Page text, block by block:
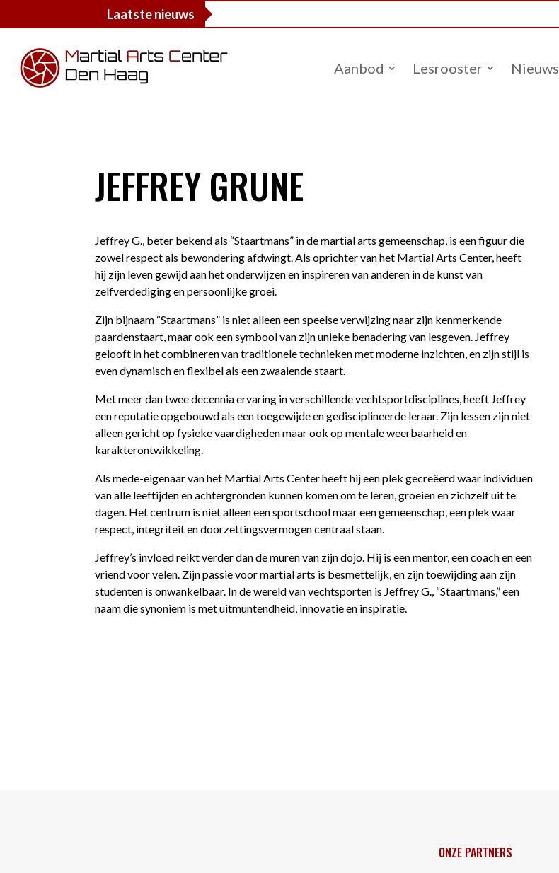
Laatste nieuws
Aanbod Lesrooster Nieuws
JEFFREY GRUNE
Jeffrey G., beter bekend als “Staartmans” in de martial arts gemeenschap, is een figuur die
zowel respect als bewondering afdwingt. Als oprichter van het Martial Arts Center, heeft
hij zijn leven gewijd aan het onderwijzen en inspireren van anderen in de kunst van
zelfverdediging en persoonlijke groei.
Zijn bijnaam “Staartmans” is niet alleen een speelse verwijzing naar zijn kenmerkende
paardenstaart, maar ook een symbool van zijn unieke benadering van lesgeven. Jeffrey
gelooft in het combineren van traditionele technieken met moderne inzichten, en zijn stijl is
even dynamisch en flexibel als een zwaaiende staart.
Met meer dan twee decennia ervaring in verschillende vechtsportdisciplines, heeft Jeffrey
een reputatie opgebouwd als een toegewijde en gedisciplineerde leraar. Zijn lessen zijn niet
alleen gericht op fysieke vaardigheden maar ook op mentale weerbaarheid en
karakterontwikkeling.
Als mede-eigenaar van het Martial Arts Center heeft hij een plek gecreëerd waar individuen
van alle leeftijden en achtergronden kunnen komen om te leren, groeien en zichzelf uit te
dagen. Het centrum is niet alleen een sportschool maar een gemeenschap, een plek waar
respect, integriteit en doorzettingsvermogen centraal staan.
Jeffrey’s invloed reikt verder dan de muren van zijn dojo. Hij is een mentor, een coach en een
vriend voor velen. Zijn passie voor martial arts is besmettelijk, en zijn toewijding aan zijn
studenten is onwankelbaar. In de wereld van vechtsporten is Jeffrey G., “Staartmans,” een
naam die synoniem is met uitmuntendheid, innovatie en inspiratie.
ONZE PARTNERS